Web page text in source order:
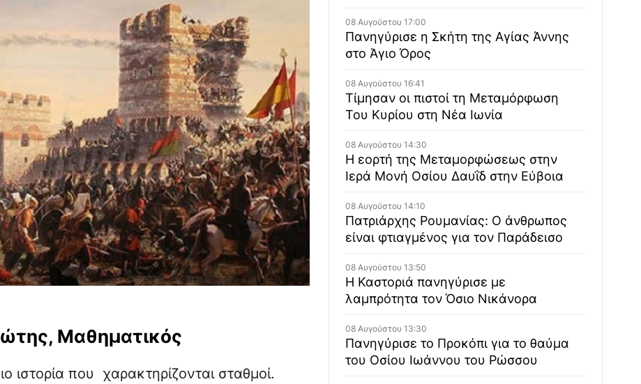
Μαθηματικός
που χαρακτηρίζονται σταθμοί.
08 Αυγούστου 17:00
Πανηγύρισε η Σκήτη της Αγίας Άννης
στο Άγιο Όρος
08 Αυγούστου 16:41
Τίμησαν οι πιστοί τη Μεταμόρφωση
Του Κυρίου στη Νέα Ιωνία
08 Αυγούστου 14:30
Η εορτή της Μεταμορφώσεως στην
Ιερά Μονή Οσίου Δαυΐδ στην Εύβοια
08 Αυγούστου 14:10
Πατριάρχης Ρουμανίας: Ο άνθρωπος
είναι φτιαγμένος για τον Παράδεισο
08 Αυγούστου 13:50
Η Καστοριά πανηγύρισε με
λαμπρότητα τον Όσιο Νικάνορα
08 Αυγούστου 13:30
Πανηγύρισε το Προκόπι για το θαύμα
του Οσίου Ιωάννου του Ρώσσου